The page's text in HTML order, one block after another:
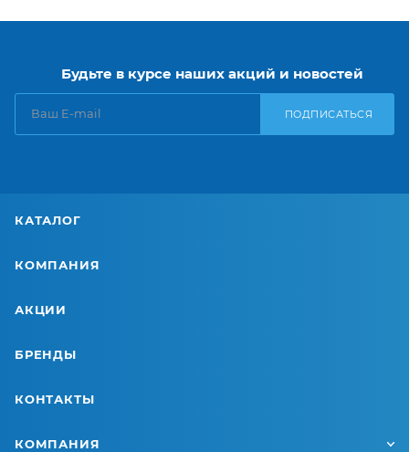
Будьте в курсе наших акций и новостей
ПОДПИСАТЬСЯ
КАТАЛОГ
КОМПАНИЯ
АКЦИИ
БРЕНДЫ
КОНТАКТЫ
КОМПАНИЯ